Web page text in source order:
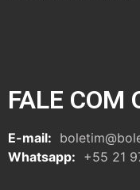
FALE COM
E-mail:
Whatsapp: +55 21